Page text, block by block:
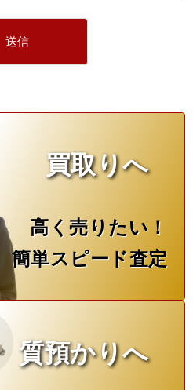
買取りへ
高く売りたい！
簡単スピード査定
質預かりへ